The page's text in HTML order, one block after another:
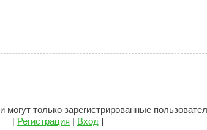
могут только зарегистрированные
[ Регистрация Вход ]